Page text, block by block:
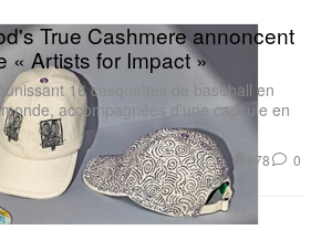
True Cashmere annoncent
« Artists for Impact »
16 casquettes de baseball en
accompagnées d’une capsule en
678 0